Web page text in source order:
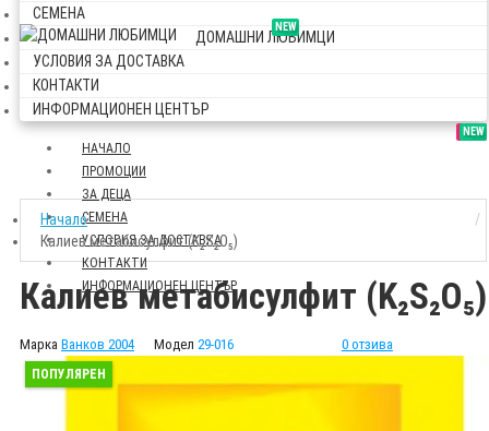
СЕМЕНА
NEW
ДОМАШНИ ЛЮБИМЦИ
УСЛОВИЯ ЗА ДОСТАВКА
КОНТАКТИ
ИНФОРМАЦИОНЕН ЦЕНТЪР
НАЧАЛО
SALE
ПРОМОЦИИ
NEW
ЗА ДЕЦА
СЕМЕНА
УСЛОВИЯ ЗА ДОСТАВКА
КОНТАКТИ
ИНФОРМАЦИОНЕН ЦЕНТЪР
Начало
Калиев метабисулфит (K₂S₂O₅)
Калиев метабисулфит (K₂S₂O₅)
Марка Ванков 2004 Модел 29-016 0 отзива
ПОПУЛЯРЕН